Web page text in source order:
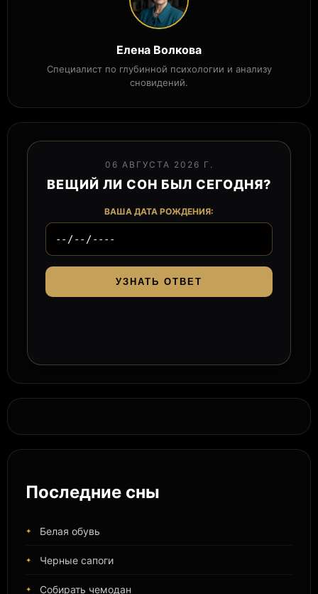
Елена Волкова
Специалист по глубинной психологии и анализу
сновидений.
06 АВГУСТА 2026 Г.
ВЕЩИЙ ЛИ СОН БЫЛ СЕГОДНЯ?
ВАША ДАТА РОЖДЕНИЯ:
УЗНАТЬ ОТВЕТ
Последние сны
Белая обувь
Черные сапоги
Собирать чемодан